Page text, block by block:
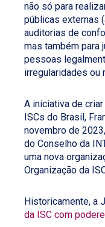
não só para
públicas externas
auditorias de
mas também para
pessoas
irregularidades ou
A iniciativa de
ISCs do Brasil,
novembro de
do Conselho da
uma nova
Organização da
Historicamente, a
da ISC com